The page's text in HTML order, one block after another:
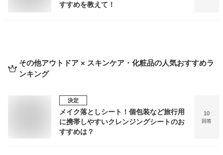
すすめを教えて！
その他アウトドア × スキンケア・化粧品の人気おすすめラ
ンキング
決定
メイク落としシート！個包装など旅行用
に携帯しやすいクレンジングシートのお
すすめは？
10
回答